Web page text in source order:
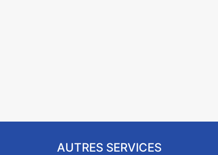
AUTRES SERVICES